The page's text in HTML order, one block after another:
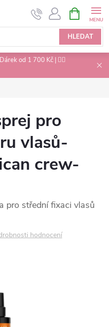
HLEDAT
NÁKUPNÍ
KOŠÍK
od 1 700 Kč | 💇‍♀️
pro
vlasů-
crew-
pro střední fixaci vlasů
hodnocení